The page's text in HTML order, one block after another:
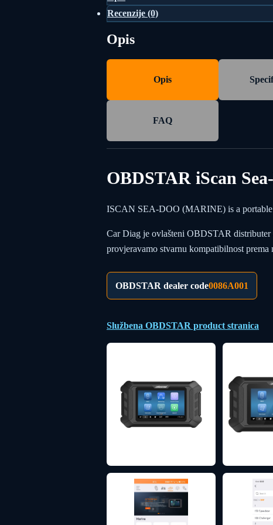
Recenzije (0)
Opis
Opis
FAQ
OBDSTAR iScan
ISCAN SEA-DOO (MARINE) is a portable
Car Diag je ovlašteni OBDSTAR distributer
provjeravamo stvarnu kompatibilnost
OBDSTAR dealer code0086A001
Službena OBDSTAR product stranica